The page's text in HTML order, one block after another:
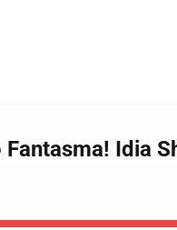
Idia